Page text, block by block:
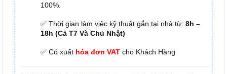
100%.
✅ Thời gian làm việc kỹ thuật gắn tại nhà từ: 8h –
18h (Cả T7 Và Chủ Nhật)
✅ Có xuất hóa đơn VAT cho Khách Hàng